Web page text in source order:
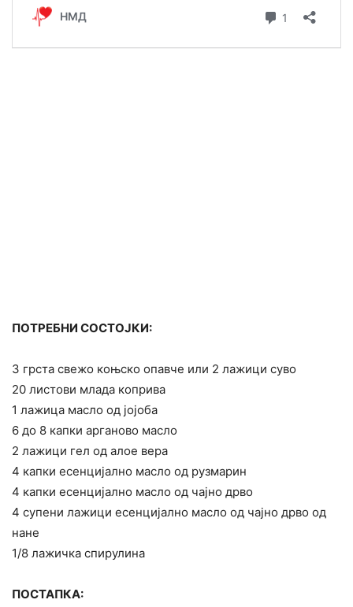
ПОТРЕБНИ СОСТОЈКИ:
3 грста свежо коњско опавче или 2 лажици суво
20 листови млада коприва
1 лажица масло од јојоба
6 до 8 капки арганово масло
2 лажици гел од алое вера
4 капки есенцијално масло од рузмарин
4 капки есенцијално масло од чајно дрво
4 супени лажици есенцијално масло од чајно дрво од
нане
1/8 лажичка спирулина
ПОСТАПКА: